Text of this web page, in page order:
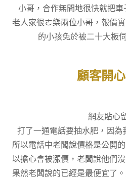
小哥，合作無間地很快就把
老人家很ㄜ樂兩位小哥，報價
的小孩免於被二十大板
顧客開
網友貼心
打了一通電話要抽水肥，因為
所以電話中老闆說價格是公開
以擔心會被漲價，老闆說他們
果然老闆說的已經是最便宜了